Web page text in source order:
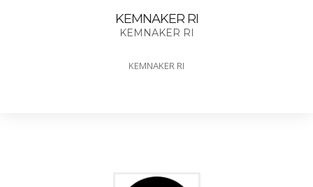
KEMNAKER RI
KEMNAKER RI
KEMNAKER RI